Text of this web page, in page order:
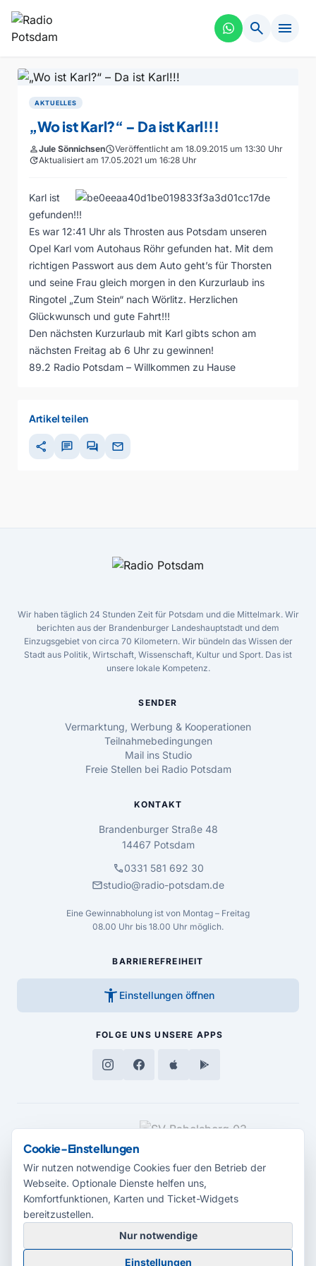
search menu
AKTUELLES
„Wo ist Karl?“ – Da ist Karl!!!
personJule SönnichsenscheduleVeröffentlicht am 18.09.2015 um 13:30 Uhr
updateAktualisiert am 17.05.2021 um 16:28 Uhr
Karl ist
gefunden!!!
Es war 12:41 Uhr als Throsten aus Potsdam unseren
Opel Karl vom Autohaus Röhr gefunden hat. Mit dem
richtigen Passwort aus dem Auto geht’s für Thorsten
und seine Frau gleich morgen in den Kurzurlaub ins
Ringotel „Zum Stein“ nach Wörlitz. Herzlichen
Glückwunsch und gute Fahrt!!!
Den nächsten Kurzurlaub mit Karl gibts schon am
nächsten Freitag ab 6 Uhr zu gewinnen!
89.2 Radio Potsdam – Willkommen zu Hause
Artikel teilen
share chat forum mail
Wir haben täglich 24 Stunden Zeit für Potsdam und die Mittelmark. Wir
berichten aus der Brandenburger Landeshauptstadt und dem
Einzugsgebiet von circa 70 Kilometern. Wir bündeln das Wissen der
Stadt aus Politik, Wirtschaft, Wissenschaft, Kultur und Sport. Das ist
unsere lokale Kompetenz.
SENDER
Vermarktung, Werbung & Kooperationen
Teilnahmebedingungen
Mail ins Studio
Freie Stellen bei Radio Potsdam
KONTAKT
Brandenburger Straße 48
14467 Potsdam
call0331 581 692 30
mailstudio@radio-potsdam.de
Eine Gewinnabholung ist von Montag – Freitag
08.00 Uhr bis 18.00 Uhr möglich.
BARRIEREFREIHEIT
accessibility_new Einstellungen öffnen
FOLGE UNS UNSERE APPS
MEDIENPARTNER
© 2026 Radio Potsdam. Webseite entwickelt durch dieMedienagentur
Babelsberg
Cookie-Einstellungen
Wir nutzen notwendige Cookies fuer den Betrieb der
Webseite. Optionale Dienste helfen uns,
Komfortfunktionen, Karten und Ticket-Widgets
bereitzustellen.
Nur notwendige
Einstellungen